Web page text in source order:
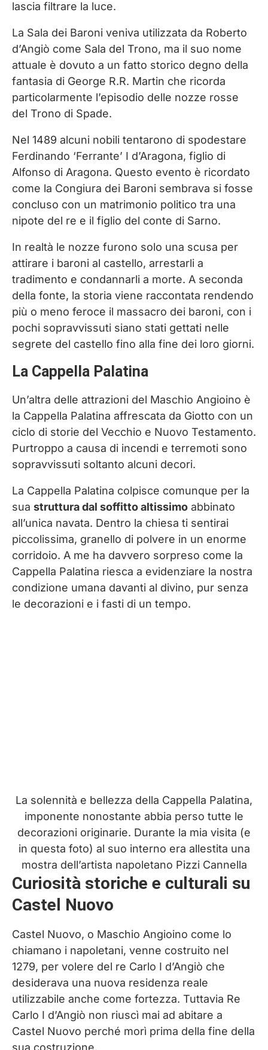
lascia filtrare la luce.
La Sala dei Baroni veniva utilizzata da Roberto
d’Angiò come Sala del Trono, ma il suo nome
attuale è dovuto a un fatto storico degno della
fantasia di George R.R. Martin che ricorda
particolarmente l’episodio delle nozze rosse
del Trono di Spade.
Nel 1489 alcuni nobili tentarono di spodestare
Ferdinando ‘Ferrante’ I d’Aragona, figlio di
Alfonso di Aragona. Questo evento è ricordato
come la Congiura dei Baroni sembrava si fosse
concluso con un matrimonio politico tra una
nipote del re e il figlio del conte di Sarno.
In realtà le nozze furono solo una scusa per
attirare i baroni al castello, arrestarli a
tradimento e condannarli a morte. A seconda
della fonte, la storia viene raccontata rendendo
più o meno feroce il massacro dei baroni, con i
pochi sopravvissuti siano stati gettati nelle
segrete del castello fino alla fine dei loro giorni.
La Cappella Palatina
Un’altra delle attrazioni del Maschio Angioino è
la Cappella Palatina affrescata da Giotto con un
ciclo di storie del Vecchio e Nuovo Testamento.
Purtroppo a causa di incendi e terremoti sono
sopravvissuti soltanto alcuni decori.
La Cappella Palatina colpisce comunque per la
sua struttura dal soffitto altissimo abbinato
all’unica navata. Dentro la chiesa ti sentirai
piccolissima, granello di polvere in un enorme
corridoio. A me ha davvero sorpreso come la
Cappella Palatina riesca a evidenziare la nostra
condizione umana davanti al divino, pur senza
le decorazioni e i fasti di un tempo.
La solennità e bellezza della Cappella Palatina,
imponente nonostante abbia perso tutte le
decorazioni originarie. Durante la mia visita (e
in questa foto) al suo interno era allestita una
mostra dell’artista napoletano Pizzi Cannella
Curiosità storiche e culturali su
Castel Nuovo
Castel Nuovo, o Maschio Angioino come lo
chiamano i napoletani, venne costruito nel
1279, per volere del re Carlo I d’Angiò che
desiderava una nuova residenza reale
utilizzabile anche come fortezza. Tuttavia Re
Carlo I d’Angiò non riuscì mai ad abitare a
Castel Nuovo perché morì prima della fine della
sua costruzione.